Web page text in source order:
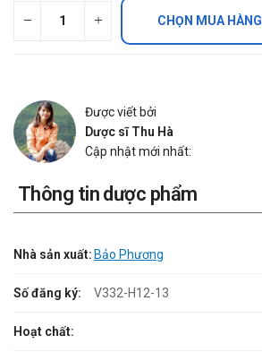
CHỌN MUA HÀNG
Được viết bởi
Dược sĩ Thu Hà
Cập nhật mới nhất:
Thông tin dược phẩm
Nhà sản xuất: Bảo Phương
Số đăng ký: V332-H12-13
Hoạt chất: